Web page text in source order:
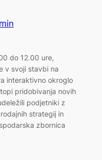
do 12.00 ure,
v svoji stavbi na
interaktivno okroglo
pridobivanja novih
podjetniki z
strategij in
zbornica